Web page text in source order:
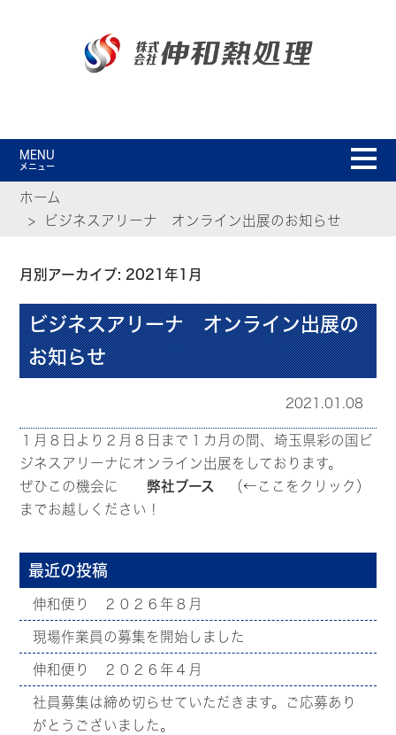
MENU
メニュー
ホーム
ビジネスアリーナ オンライン出展のお知らせ
月別アーカイブ: 2021年1月
ビジネスアリーナ オンライン出展の
お知らせ
2021.01.08
１月８日より２月８日まで１カ月の間、埼玉県彩の国ビ
ジネスアリーナにオンライン出展をしております。
ぜひこの機会に弊社ブース
（←ここをクリック）
までお越しください！
最近の投稿
伸和便り ２０２６年８月
現場作業員の募集を開始しました
伸和便り ２０２６年４月
社員募集は締め切らせていただきます。ご応募あり
がとうございました。